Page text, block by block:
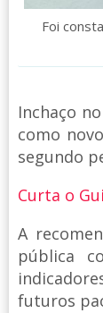
Foi
Inchaço
como
segundo
Curta o
A
pública
futuros